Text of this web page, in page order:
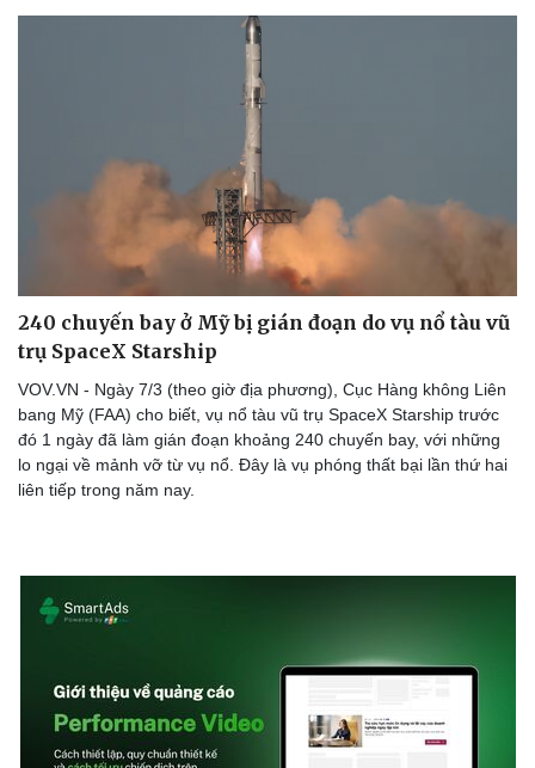
240 chuyến bay ở Mỹ bị gián đoạn do vụ nổ tàu vũ
trụ SpaceX Starship
VOV.VN - Ngày 7/3 (theo giờ địa phương), Cục Hàng không Liên
bang Mỹ (FAA) cho biết, vụ nổ tàu vũ trụ SpaceX Starship trước
đó 1 ngày đã làm gián đoạn khoảng 240 chuyến bay, với những
lo ngại về mảnh vỡ từ vụ nổ. Đây là vụ phóng thất bại lần thứ hai
liên tiếp trong năm nay.